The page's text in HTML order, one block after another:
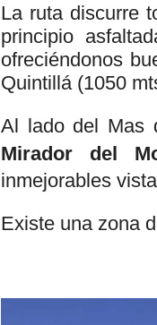
La ruta discurre
principio
ofreciéndonos
Quintillá (1050
Al lado del Mas
Mirador del
inmejorables
Existe una zona